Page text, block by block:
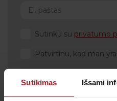
Sutikimas Išsami
Sutinku su privatumo
Patvirtinu, kad man